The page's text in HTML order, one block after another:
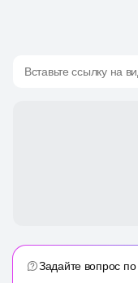
Вставьте ссылку на
Задайте вопрос